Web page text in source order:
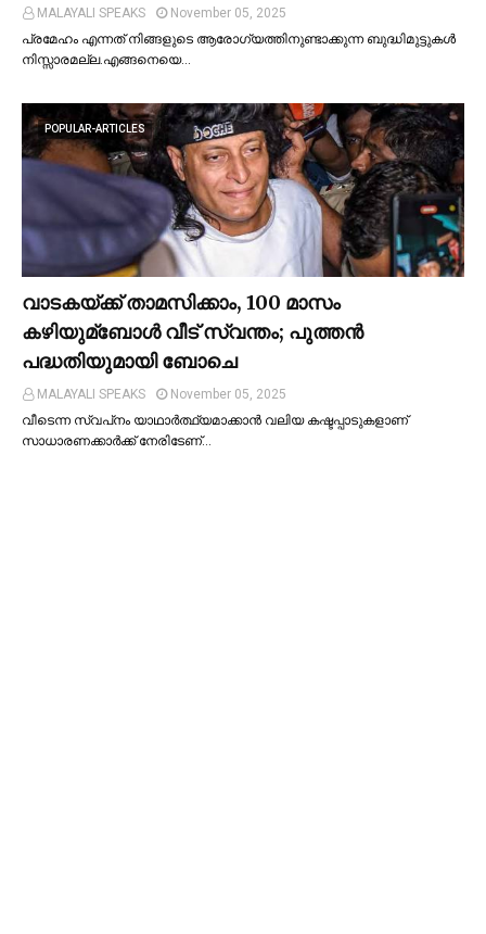
MALAYALI SPEAKS
November 05, 2025
പ്രമേഹം എന്നത് നിങ്ങളുടെ ആരോഗ്യത്തിനുണ്ടാക്കുന്ന ബുദ്ധിമുട്ടുകള്‍
നിസ്സാരമല്ല.എങ്ങനെയെ…
POPULAR-ARTICLES
വാടകയ്ക്ക് താമസിക്കാം, 100 മാസം
കഴിയുമ്ബോള്‍ വീട് സ്വന്തം; പുത്തന്‍
പദ്ധതിയുമായി ബോചെ
MALAYALI SPEAKS
November 05, 2025
വീടെന്ന സ്വപ്‌നം യാഥാര്‍ത്ഥ്യമാക്കാന്‍ വലിയ കഷ്ടപ്പാടുകളാണ്
സാധാരണക്കാര്‍ക്ക് നേരിടേണ്…